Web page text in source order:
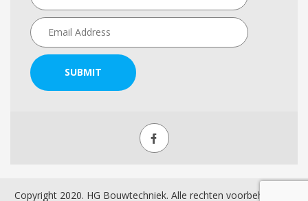
SUBMIT
Copyright 2020. HG Bouwtechniek. Alle rechten voorbehouden.